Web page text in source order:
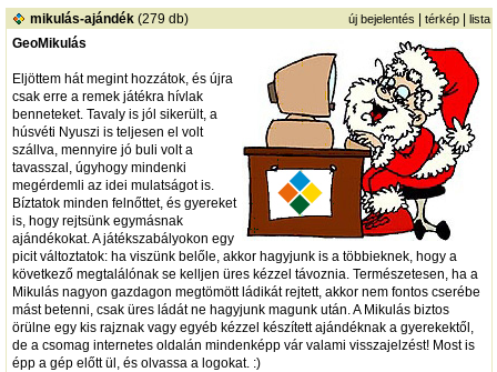
mikulás-ajándék(279 db) új bejelentés | térkép| lista
GeoMikulás
Eljöttem hát megint hozzátok, és újra
csak erre a remek játékra hívlak
benneteket. Tavaly is jól sikerült, a
húsvéti Nyuszi is teljesen el volt
szállva, mennyire jó buli volt a
tavasszal, úgyhogy mindenki
megérdemli az idei mulatságot is.
Bíztatok minden felnőttet, és gyereket
is, hogy rejtsünk egymásnak
ajándékokat. A játékszabályokon egy
picit változtatok: ha viszünk belőle, akkor hagyjunk is a többieknek, hogy a
következő megtalálónak se kelljen üres kézzel távoznia. Természetesen, ha a
Mikulás nagyon gazdagon megtömött ládikát rejtett, akkor nem fontos cserébe
mást betenni, csak üres ládát ne hagyjunk magunk után. A Mikulás biztos
örülne egy kis rajznak vagy egyéb kézzel készített ajándéknak a gyerekektől,
de a csomag internetes oldalán mindenképp vár valami visszajelzést! Most is
épp a gép előtt ül, és olvassa a logokat. :)